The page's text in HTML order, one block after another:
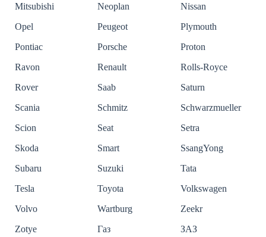
Mitsubishi
Neoplan
Nissan
Opel
Peugeot
Plymouth
Pontiac
Porsche
Proton
Ravon
Renault
Rolls-Royce
Rover
Saab
Saturn
Scania
Schmitz
Schwarzmueller
Scion
Seat
Setra
Skoda
Smart
SsangYong
Subaru
Suzuki
Tata
Tesla
Toyota
Volkswagen
Volvo
Wartburg
Zeekr
Zotye
Газ
ЗАЗ